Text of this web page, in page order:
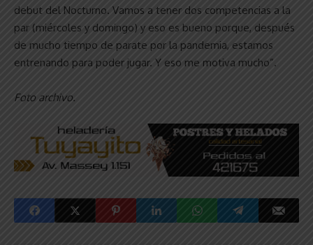
debut del Nocturno. Vamos a tener dos competencias a la
par (miércoles y domingo) y eso es bueno porque, después
de mucho tiempo de parate por la pandemia, estamos
entrenando para poder jugar. Y eso me motiva mucho”.
Foto archivo.